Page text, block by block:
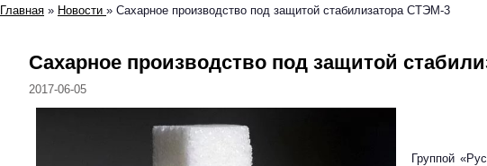
Главная » Новости » Сахарное производство под защитой стабилизатора СТЭМ-3
Сахарное производство под защитой
2017-06-05
Группой «Русэлт» по заказу ООО "Русагро-Тамбов" (входит в агрохолдинг ГК «РУСАГРО») для обеспечения защиты производственной